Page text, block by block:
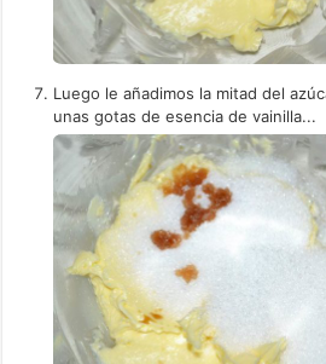
Luego le añadimos la mitad del
unas gotas de esencia de vainilla...